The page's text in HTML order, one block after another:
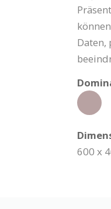
Daten,
600 x